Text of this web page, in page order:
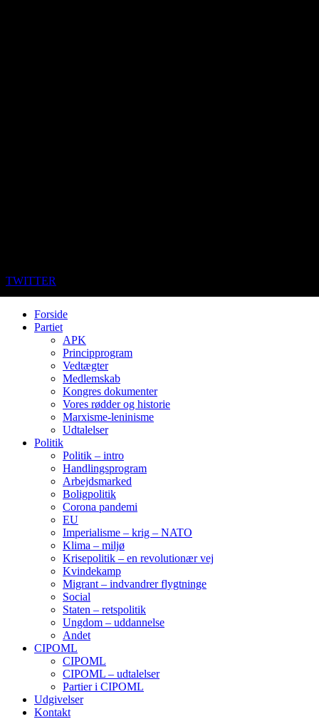
TWITTER
Forside
Partiet
APK
Principprogram
Vedtægter
Medlemskab
Kongres dokumenter
Vores rødder og historie
Marxisme-leninisme
Udtalelser
Politik
Politik – intro
Handlingsprogram
Arbejdsmarked
Boligpolitik
Corona pandemi
EU
Imperialisme – krig – NATO
Klima – miljø
Krisepolitik – en revolutionær vej
Kvindekamp
Migrant – indvandrer flygtninge
Social
Staten – retspolitik
Ungdom – uddannelse
Andet
CIPOML
CIPOML
CIPOML – udtalelser
Partier i CIPOML
Udgivelser
Kontakt